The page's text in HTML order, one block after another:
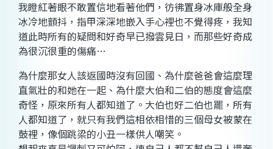
我瞪紅著眼不敢置信地看著他們，彷彿置身冰庫般全身
冰冷地顫抖，指甲深深地嵌入手心裡也不覺得疼，我知
道此時所有的疑問和好奇早已撥雲見日，而那些好奇成
為很沉很重的傷痛…
為什麼那女人該返國時沒有回國、為什麼爸爸會這麼理
直氣壯的和她在一起、為什麼大伯和二伯的態度會這麼
奇怪，原來所有人都知道了。大伯也好二伯也罷，所有
人都知道了，就只有我們這相依相惜的三個母女被蒙在
鼓裡，像個跳梁的小丑一樣供人嘲笑。